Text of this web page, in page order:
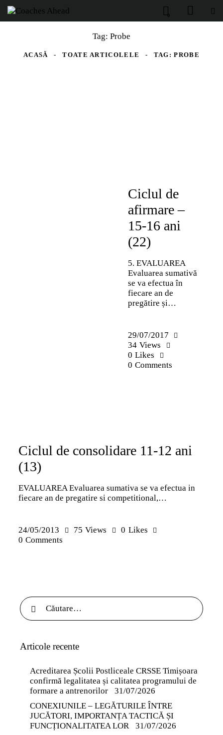
0
Tag: Probe
ACASĂ TOATE ARTICOLELE TAG: PROBE
Ciclul de
afirmare –
15-16 ani
(22)
5. EVALUAREA
Evaluarea sumativă
se va efectua în
fiecare an de
pregătire și…
29/07/2017
34 Views
0 Likes
0 Comments
Ciclul de consolidare 11-12 ani
(13)
EVALUAREA Evaluarea sumativa se va efectua in
fiecare an de pregatire si competitional,…
24/05/2013 75 Views 0 Likes
0 Comments
Articole recente
Acreditarea Școlii Postliceale CRSSE Timișoara
confirmă legalitatea și calitatea programului de
formare a antrenorilor
31/07/2026
CONEXIUNILE – LEGĂTURILE ÎNTRE
JUCĂTORI, IMPORTANȚA TACTICĂ ȘI
FUNCȚIONALITATEA LOR
31/07/2026